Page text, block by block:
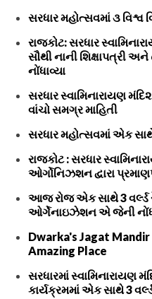
સરધાર મહોત્સવમાં ૩ વિશ્વ
રાજકોટ: સરધાર
સૌથી નાની શિક્ષાપત્રી અને
નોંધાવ્યા
સરધાર સ્વામિનારાયણ મંદિ૨
વાંચો સમગ્ર માહિતી
સરધાર મહોત્સવમાં એક સાથે
રાજકોટ : સરધાર
ઓર્ગોનિઝશન દ્વારા
આજ રોજ એક સાથે 3 વર્લ્ડ
ઓર્ગેનાઇઝેશન એ જેની નોંધ
Dwarka's Jagat
Amazing Place
સરધારમાં સ્વામિનારાયણ
કાર્યક્રમમાં એક સાથે 3 વર્લ્ડ